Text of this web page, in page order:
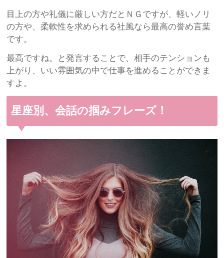
目上の方や礼儀に厳しい方だとＮＧですが、軽いノリ
の方や、柔軟性を求められる社風なら最高の誉め言葉
です。
最高ですね。と発言することで、相手のテンションも
上がり、いい雰囲気の中で仕事を進めることができま
すよ。
星座別、会話の掴みフレーズ！